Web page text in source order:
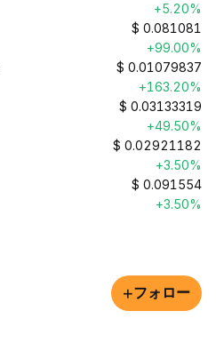
+5.20%
$ 0.081081
+99.00%
$ 0.01079837
+163.20%
$ 0.03133319
+49.50%
$ 0.02921182
+3.50%
$ 0.091554
+3.50%
+フォロー